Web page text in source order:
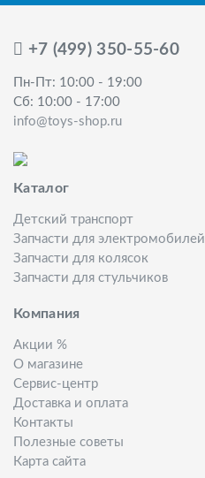
+7 (499) 350-55-60
Пн-Пт: 10:00 - 19:00
Сб: 10:00 - 17:00
info@toys-shop.ru
Каталог
Детский транспорт
Запчасти для электромобилей
Запчасти для колясок
Запчасти для стульчиков
Компания
Акции %
О магазине
Сервис-центр
Доставка и оплата
Контакты
Полезные советы
Карта сайта